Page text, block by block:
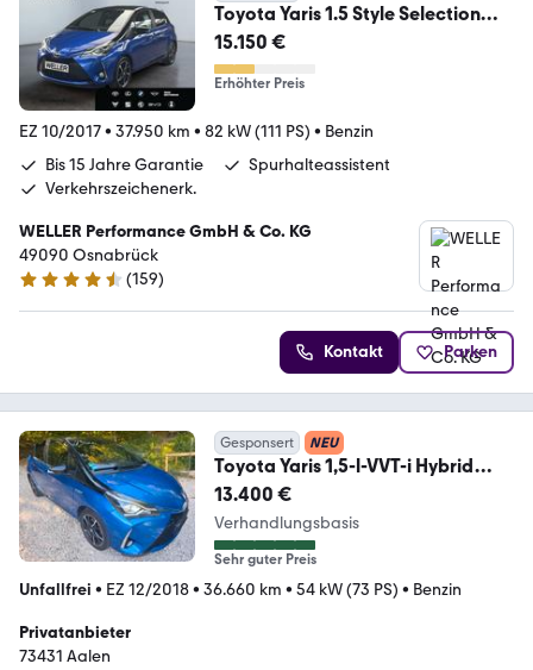
Toyota Yaris 1.5 Style Selection
*AHK*SHZ*CAM*SmartKey*
15.150 €
Erhöhter Preis
EZ 10/2017• 37.950 km • 82 kW (111 PS) • Benzin
Bis 15 Jahre Garantie
Spurhalteassistent
Verkehrszeichenerk.
WELLER Performance GmbH & Co. KG
49090 Osnabrück
4.5 Sterne
(159)
Kontakt Parken
Gesponsert NEU
Toyota Yaris 1,5-l-VVT-i Hybrid
CVT Style Seleciton...
13.400 €
Verhandlungsbasis
Sehr guter Preis
Unfallfrei • EZ 12/2018• 36.660 km • 54 kW (73 PS) • Benzin
Privatanbieter
73431 Aalen